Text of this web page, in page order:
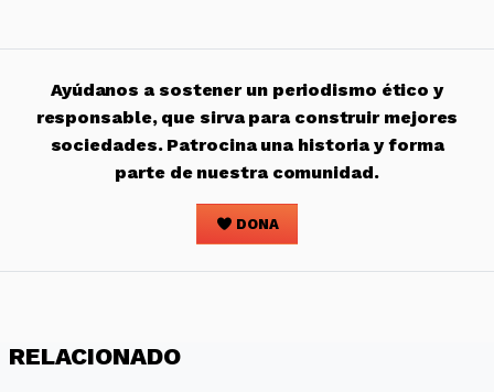
Ayúdanos a sostener un periodismo ético y
responsable, que sirva para construir mejores
sociedades. Patrocina una historia y forma
parte de nuestra comunidad.
DONA
RELACIONADO